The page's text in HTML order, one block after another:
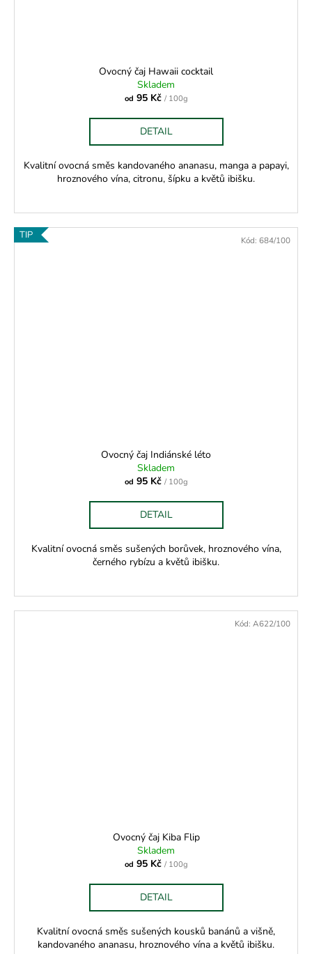
Ovocný čaj Hawaii cocktail
Skladem
od 95 Kč / 100g
DETAIL
Kvalitní ovocná směs kandovaného ananasu, manga a papayi,
hroznového vína, citronu, šípku a květů ibišku.
TIP
Ovocný čaj Indiánské léto
Skladem
od 95 Kč / 100g
DETAIL
Kvalitní ovocná směs sušených borůvek, hroznového vína,
černého rybízu a květů ibišku.
Kód: 684/100
Ovocný čaj Kiba Flip
Skladem
od 95 Kč / 100g
DETAIL
Kvalitní ovocná směs sušených kousků banánů a višně,
kandovaného ananasu, hroznového vína a květů ibišku.
Kód: A622/100